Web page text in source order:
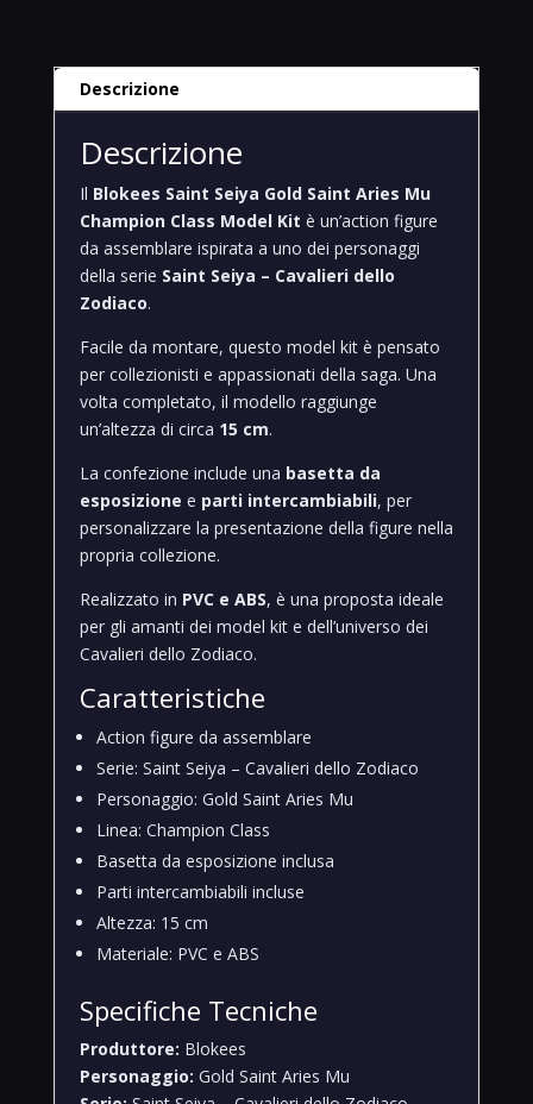
quantità
Descrizione
Descrizione
Il Blokees Saint Seiya Gold Saint Aries Mu
Champion Class Model Kit è un’action figure
da assemblare ispirata a uno dei personaggi
della serie Saint Seiya – Cavalieri dello
Zodiaco.
Facile da montare, questo model kit è pensato
per collezionisti e appassionati della saga. Una
volta completato, il modello raggiunge
un’altezza di circa 15 cm.
La confezione include una basetta da
esposizione e parti intercambiabili, per
personalizzare la presentazione della figure nella
propria collezione.
Realizzato in PVC e ABS, è una proposta ideale
per gli amanti dei model kit e dell’universo dei
Cavalieri dello Zodiaco.
Caratteristiche
Action figure da assemblare
Serie: Saint Seiya – Cavalieri dello Zodiaco
Personaggio: Gold Saint Aries Mu
Linea: Champion Class
Basetta da esposizione inclusa
Parti intercambiabili incluse
Altezza: 15 cm
Materiale: PVC e ABS
Specifiche Tecniche
Produttore: Blokees
Personaggio: Gold Saint Aries Mu